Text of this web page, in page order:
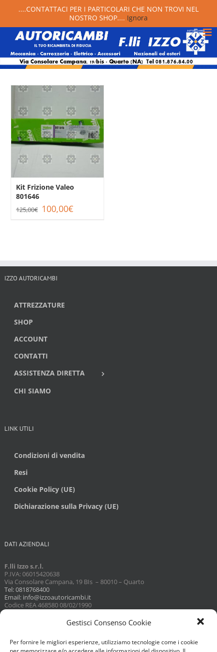
Gestisci Consenso Cookie
Per fornire le migliori esperienze, utilizziamo tecnologie come i cookie
Kit Frizione Valeo
801646
125,00€ Il
prezzo
100,00€Il
prezzo
IZZO AUTORICAMBI
ATTREZZATURE
SHOP
ACCOUNT
CONTATTI
ASSISTENZA DIRETTA
CHI SIAMO
LINK UTILI
Condizioni di vendita
Resi
Cookie Policy (UE)
Dichiarazione sulla Privacy (UE)
DATI AZIENDALI
F.lli Izzo s.r.l.
P.IVA: 06015420638
Via Consolare Campana, 19 BIs – 80010 – Quarto
Tel: 0818768400
Email: info@izzoautoricambi.it
Codice REA 468580 08/02/1990
Capitale sociale 3098,74
....CONTATTACI PER I PARTICOLARI CHE NON TROVI NEL
NOSTRO SHOP.... Ignora